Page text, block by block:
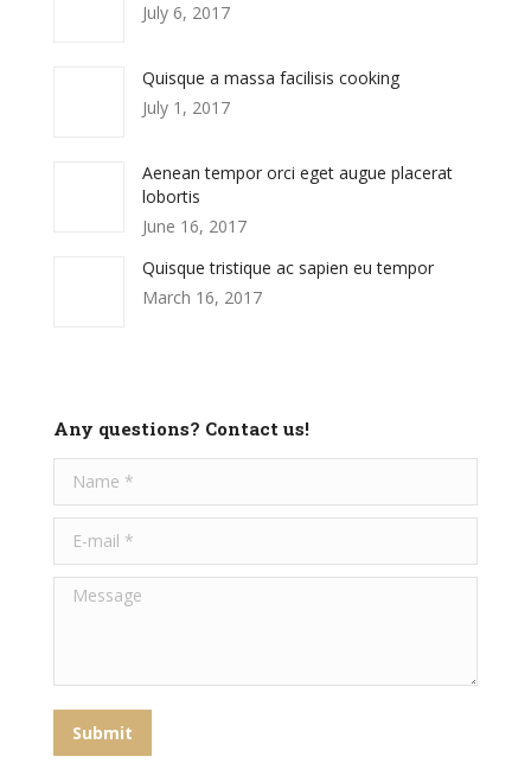
July 6, 2017
Quisque a massa facilisis cooking
July 1, 2017
Aenean tempor orci eget augue placerat
lobortis
June 16, 2017
Quisque tristique ac sapien eu tempor
March 16, 2017
Any questions? Contact us!
Message
Submit